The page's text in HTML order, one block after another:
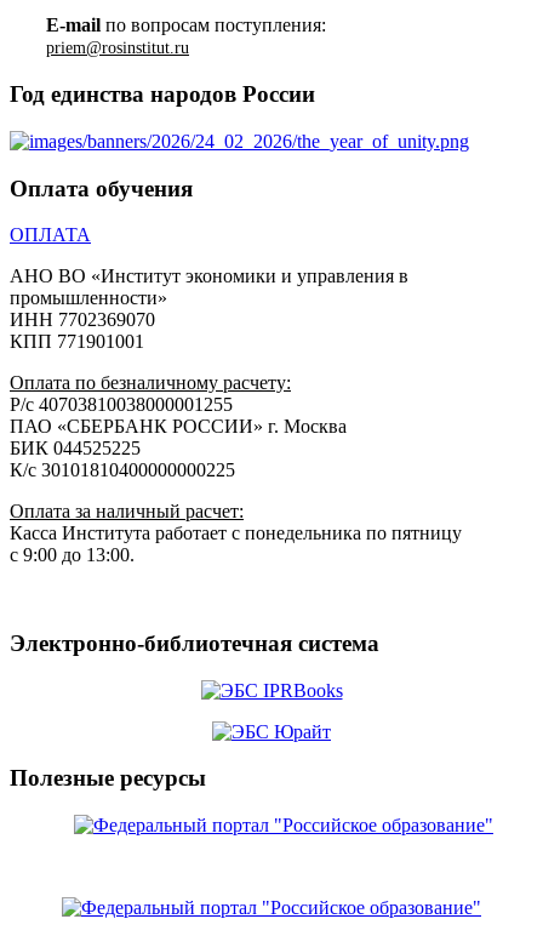
E-mail по вопросам поступления:
Год единства народов России
Оплата обучения
ОПЛАТА
АНО ВО «Институт экономики и управления в
промышленности»
ИНН 7702369070
КПП 771901001
Оплата по безналичному расчету:
Р/с 40703810038000001255
ПАО «СБЕРБАНК РОССИИ» г. Москва
БИК 044525225
К/с 30101810400000000225
Оплата за наличный расчет:
Касса Института работает с понедельника по пятницу
с 9:00 до 13:00.
Электронно-библиотечная система
Полезные ресурсы